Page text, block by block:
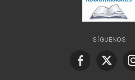
SÍGUENOS